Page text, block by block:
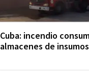
Cuba: incendio
almacenes de